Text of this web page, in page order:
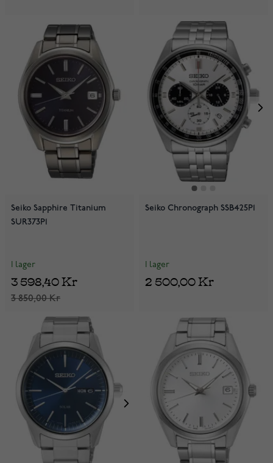
Seiko Sapphire Titanium
SUR373P1
I lager
3 850,00 Kr
3 598,40 Kr
Seiko Chronograph SSB425P1
I lager
2 500,00 Kr